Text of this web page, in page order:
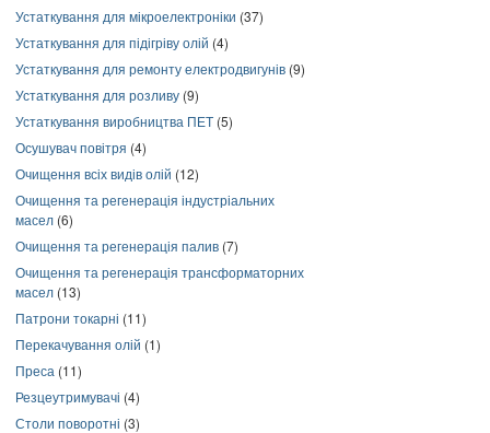
Устаткування для мікроелектроніки (37)
Устаткування для підігріву олій (4)
Устаткування для ремонту електродвигунів (9)
Устаткування для розливу (9)
Устаткування виробництва ПЕТ (5)
Осушувач повітря (4)
Очищення всіх видів олій (12)
Очищення та регенерація індустріальних
масел (6)
Очищення та регенерація палив (7)
Очищення та регенерація трансформаторних
масел (13)
Патрони токарні (11)
Перекачування олій (1)
Преса (11)
Резцеутримувачі (4)
Столи поворотні (3)